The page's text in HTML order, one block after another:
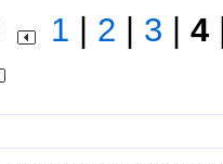
1 2 3 4